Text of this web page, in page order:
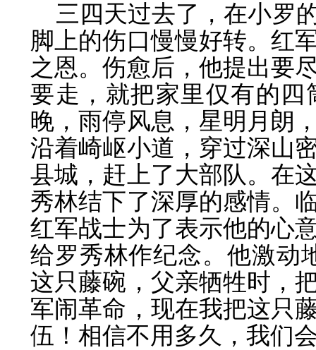
三四天过去了，在小罗
脚上的伤口慢慢好转。红
之恩。伤愈后，他提出要
要走，就把家里仅有的
晚，雨停风息，星明月朗
沿着崎岖小道，穿过深山
县城，赶上了大部队。在
秀林结下了深厚的感情。
红军战士为了表示他的心
给罗秀林作纪念。他激动
这只藤碗，父亲牺牲时，
军闹革命，现在我把这只
伍！相信不用多久，我们